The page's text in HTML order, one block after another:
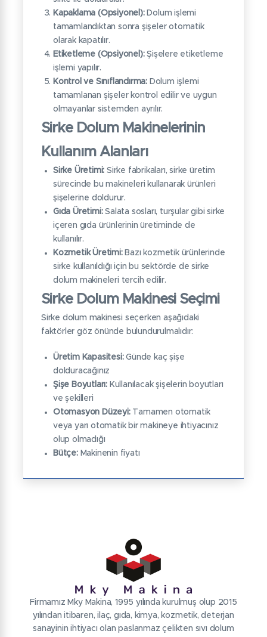
Kapaklama (Opsiyonel):Dolum işlemi
tamamlandıktan sonra şişeler otomatik
olarak kapatılır.
Etiketleme (Opsiyonel):Şişelere etiketleme
işlemi yapılır.
Kontrol ve Sınıflandırma: Dolum işlemi
tamamlanan şişeler kontrol edilir ve uygun
olmayanlar sistemden ayrılır.
Sirke Dolum Makinelerinin
Kullanım Alanları
Sirke Üretimi: Sirke fabrikaları, sirke üretim
sürecinde bu makineleri kullanarak ürünleri
şişelerine doldurur.
Gıda Üretimi:Salata sosları, turşular gibi sirke
içeren gıda ürünlerinin üretiminde de
kullanılır.
Kozmetik Üretimi:Bazı kozmetik ürünlerinde
sirke kullanıldığı için bu sektörde de sirke
dolum makineleri tercih edilir.
Sirke Dolum Makinesi Seçimi
Sirke dolum makinesi seçerken aşağıdaki
faktörler göz önünde bulundurulmalıdır:
Üretim Kapasitesi:Günde kaç şişe
dolduracağınız
Şişe Boyutları: Kullanılacak şişelerin boyutları
ve şekilleri
Otomasyon Düzeyi:Tamamen otomatik
veya yarı otomatik bir makineye ihtiyacınız
olup olmadığı
Bütçe:Makinenin fiyatı
Firmamız Mky Makina, 1995 yılında kurulmuş olup 2015
yılından itibaren, ilaç, gıda, kimya, kozmetik, deterjan
sanayinin ihtiyacı olan paslanmaz çelikten sıvı dolum